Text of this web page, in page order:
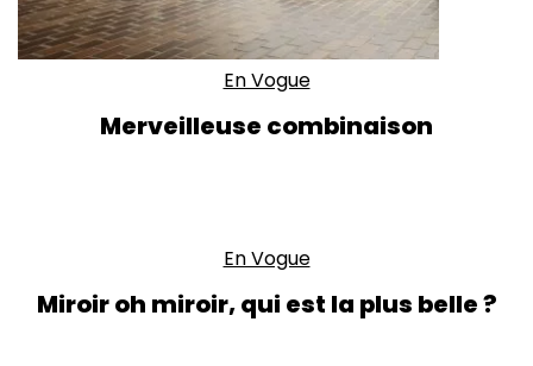
En Vogue
Merveilleuse combinaison
En Vogue
Miroir oh miroir, qui est la plus belle ?